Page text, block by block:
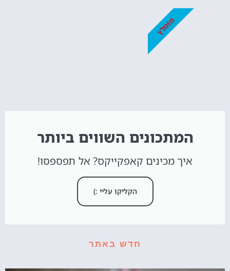
המתכונים השווים ביותר
איך מכינים קאפקייקס? אל תפספסו!
הקליקו עליי :)
מומלץ
חדש באתר